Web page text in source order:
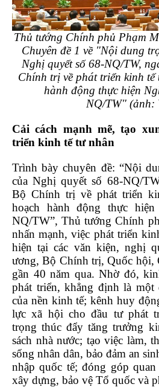
Thủ tướng Chính phủ Phạm
Chuyên đề 1 về "Nội dung
Nghị quyết số 68-NQ/TW,
Chính trị về phát triển kinh tế
hành động thực hiện
NQ/TW" (ảnh:
Cải cách mạnh mẽ, tạo
triển kinh tế tư nhân
Trình bày chuyên đề: “Nội
của Nghị quyết số 68-NQ/
Bộ Chính trị về phát triển
hoạch hành động thực
NQ/TW”, Thủ tướng Chính
nhấn mạnh, việc phát triển
hiện tại các văn kiện, nghị
ương, Bộ Chính trị, Quốc hội,
gần 40 năm qua. Nhờ đó,
phát triển, khẳng định là một
của nền kinh tế; kênh huy
lực xã hội cho đầu tư phát
trọng thúc đẩy tăng trưởng
sách nhà nước; tạo việc làm,
sống nhân dân, bảo đảm an
nhập quốc tế; đóng góp
xây dựng, bảo vệ Tổ quốc và